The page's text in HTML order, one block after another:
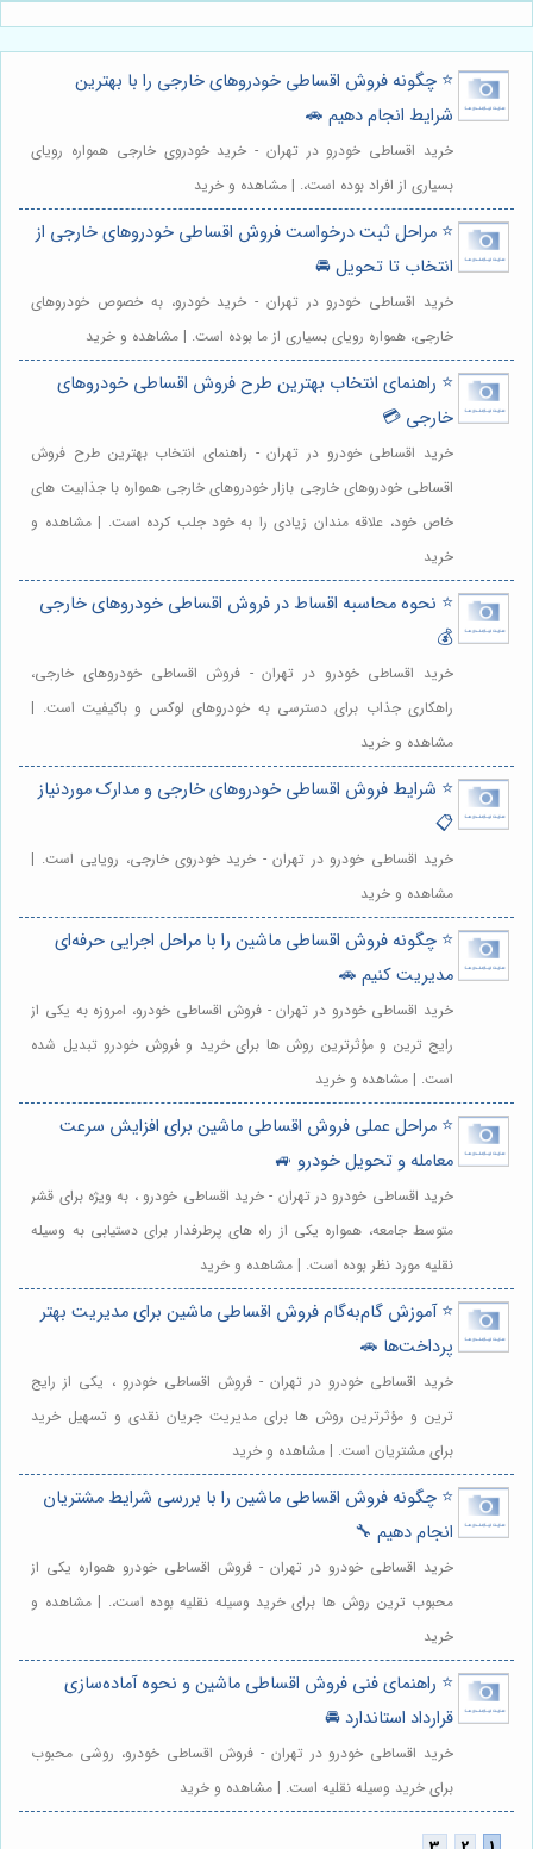
⭐️ چگونه فروش اقساطی خودروهای خارجی را با بهترین
شرایط انجام دهیم 🚗
خرید اقساطی خودرو در تهران - خرید خودروی خارجی همواره رویای
بسیاری از افراد بوده است،. | مشاهده و خرید
⭐️ مراحل ثبت درخواست فروش اقساطی خودروهای خارجی از
انتخاب تا تحویل 🚘
خرید اقساطی خودرو در تهران - خرید خودرو، به خصوص خودروهای
خارجی، همواره رویای بسیاری از ما بوده است. | مشاهده و خرید
⭐️ راهنمای انتخاب بهترین طرح فروش اقساطی خودروهای
خارجی 💳
خرید اقساطی خودرو در تهران - راهنمای انتخاب بهترین طرح فروش
اقساطی خودروهای خارجی بازار خودروهای خارجی همواره با جذابیت های
خاص خود، علاقه مندان زیادی را به خود جلب کرده است. | مشاهده و
خرید
⭐️ نحوه محاسبه اقساط در فروش اقساطی خودروهای خارجی
💰
خرید اقساطی خودرو در تهران - فروش اقساطی خودروهای خارجی،
راهکاری جذاب برای دسترسی به خودروهای لوکس و باکیفیت است. |
مشاهده و خرید
⭐️ شرایط فروش اقساطی خودروهای خارجی و مدارک موردنیاز
📋
خرید اقساطی خودرو در تهران - خرید خودروی خارجی، رویایی است. |
مشاهده و خرید
⭐️ چگونه فروش اقساطی ماشین را با مراحل اجرایی حرفه‌ای
مدیریت کنیم 🚗
خرید اقساطی خودرو در تهران - فروش اقساطی خودرو، امروزه به یکی از
رایج ترین و مؤثرترین روش ها برای خرید و فروش خودرو تبدیل شده
است. | مشاهده و خرید
⭐️ مراحل عملی فروش اقساطی ماشین برای افزایش سرعت
معامله و تحویل خودرو 🚙
خرید اقساطی خودرو در تهران - خرید اقساطی خودرو ، به ویژه برای قشر
متوسط جامعه، همواره یکی از راه های پرطرفدار برای دستیابی به وسیله
نقلیه مورد نظر بوده است. | مشاهده و خرید
⭐️ آموزش گام‌به‌گام فروش اقساطی ماشین برای مدیریت بهتر
پرداخت‌ها 🚗
خرید اقساطی خودرو در تهران - فروش اقساطی خودرو ، یکی از رایج
ترین و مؤثرترین روش ها برای مدیریت جریان نقدی و تسهیل خرید
برای مشتریان است. | مشاهده و خرید
⭐️ چگونه فروش اقساطی ماشین را با بررسی شرایط مشتریان
انجام دهیم 🔧
خرید اقساطی خودرو در تهران - فروش اقساطی خودرو همواره یکی از
محبوب ترین روش ها برای خرید وسیله نقلیه بوده است،. | مشاهده و
خرید
⭐️ راهنمای فنی فروش اقساطی ماشین و نحوه آماده‌سازی
قرارداد استاندارد 🚘
خرید اقساطی خودرو در تهران - فروش اقساطی خودرو، روشی محبوب
برای خرید وسیله نقلیه است. | مشاهده و خرید